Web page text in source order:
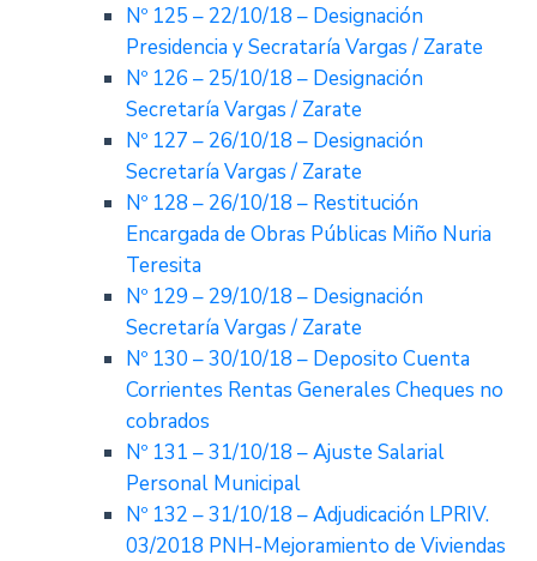
Nº 125 – 22/10/18 – Designación
Presidencia y Secrataría Vargas / Zarate
Nº 126 – 25/10/18 – Designación
Secretaría Vargas / Zarate
Nº 127 – 26/10/18 – Designación
Secretaría Vargas / Zarate
Nº 128 – 26/10/18 – Restitución
Encargada de Obras Públicas Miño Nuria
Teresita
Nº 129 – 29/10/18 – Designación
Secretaría Vargas / Zarate
Nº 130 – 30/10/18 – Deposito Cuenta
Corrientes Rentas Generales Cheques no
cobrados
Nº 131 – 31/10/18 – Ajuste Salarial
Personal Municipal
Nº 132 – 31/10/18 – Adjudicación LPRIV.
03/2018 PNH-Mejoramiento de Viviendas